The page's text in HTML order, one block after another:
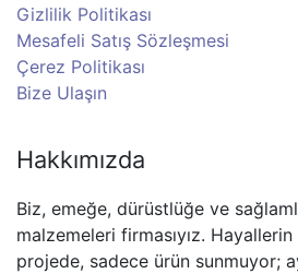
Gizlilik Politikası
Mesafeli Satış Sözleşmesi
Çerez Politikası
Bize Ulaşın
Hakkımızda
Biz, emeğe, dürüstlüğe ve
malzemeleri firmasıyız.
projede, sadece ürün sunmuyor;